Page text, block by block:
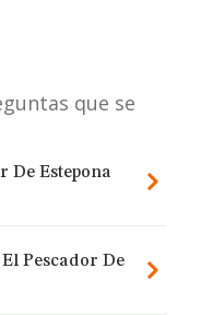
que se
De Estepona
Pescador De